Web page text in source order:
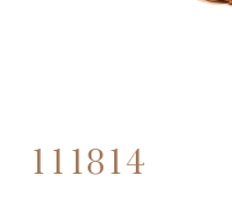
111814